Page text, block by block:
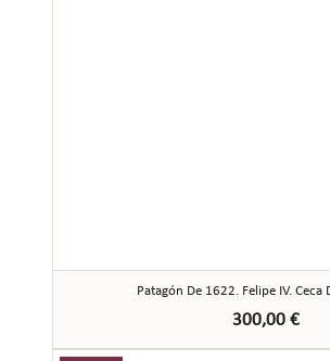
Patagón De 1622. Felipe IV. Ceca
300,00 €